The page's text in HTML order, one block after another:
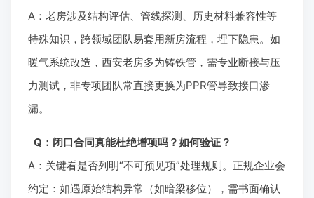
A：老房涉及结构评估、管线探测、历史材料兼容性等
特殊知识，跨领域团队易套用新房流程，埋下隐患。如
暖气系统改造，西安老房多为铸铁管，需专业断接与压
力测试，非专项团队常直接更换为PPR管导致接口渗
漏。
Q：闭口合同真能杜绝增项吗？如何验证？
A：关键看是否列明“不可预见项”处理规则。正规企业会
约定：如遇原始结构异常（如暗梁移位），需书面确认